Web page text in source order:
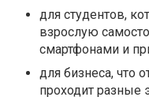
для студентов,
взрослую
смартфонами и
для бизнеса, что
проходит разные